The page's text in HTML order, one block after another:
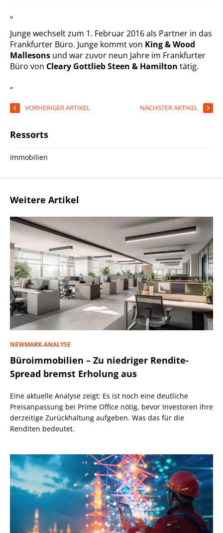
„
Junge wechselt zum 1. Februar 2016 als Partner in das
Frankfurter Büro. Junge kommt von King & Wood
Mallesons und war zuvor neun Jahre im Frankfurter
Büro von Cleary Gottlieb Steen & Hamilton tätig.
„
VORHERIGER ARTIKEL NÄCHSTER ARTIKEL
Ressorts
Immobilien
Weitere Artikel
NEWMARK-ANALYSE
Büroimmobilien – Zu niedriger Rendite-
Spread bremst Erholung aus
Eine aktuelle Analyse zeigt: Es ist noch eine deutliche
Preisanpassung bei Prime Office nötig, bevor Investoren ihre
derzeitige Zurückhaltung aufgeben. Was das für die
Renditen bedeutet.